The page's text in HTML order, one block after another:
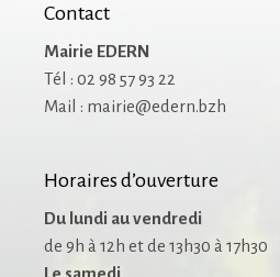
Contact
Mairie EDERN
Tél : 02 98 57 93 22
Mail : mairie@edern.bzh
Horaires d’ouverture
Du lundi au vendredi
de 9h à 12h et de 13h30 à 17h30
Le samedi